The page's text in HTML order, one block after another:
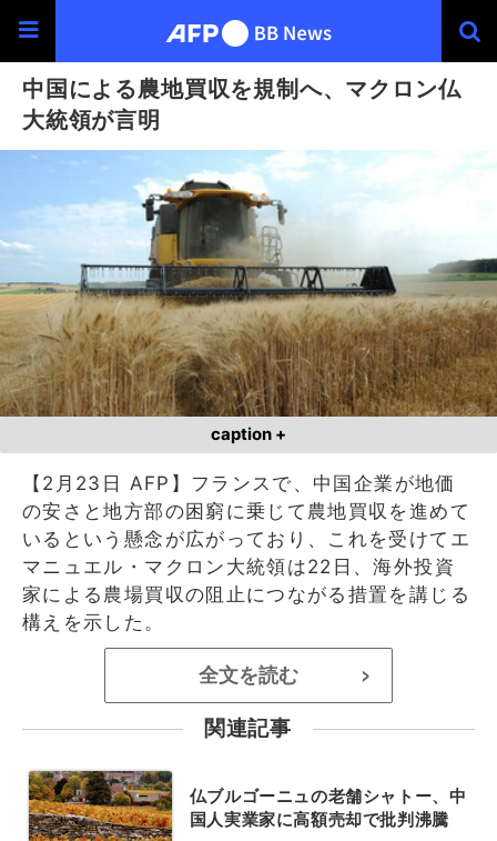
中国による農地買収を規制へ、マクロン仏
大統領が言明
caption +
【2月23日 AFP】フランスで、中国企業が地価
の安さと地方部の困窮に乗じて農地買収を進めて
いるという懸念が広がっており、これを受けてエ
マニュエル・マクロン大統領は22日、海外投資
家による農場買収の阻止につながる措置を講じる
構えを示した。
全文を読む >
関連記事
仏ブルゴーニュの老舗シャトー、中
国人実業家に高額売却で批判沸騰